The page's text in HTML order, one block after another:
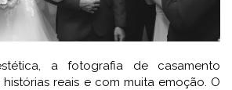
a fotografia de casamento
reais e com muita emoção. O